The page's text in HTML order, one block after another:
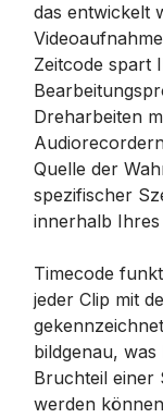
das entwickelt
Zeitcode spart
Dreharbeiten
Quelle der
spezifischer
innerhalb Ihres
Timecode
jeder Clip mit
bildgenau,
Bruchteil einer
werden